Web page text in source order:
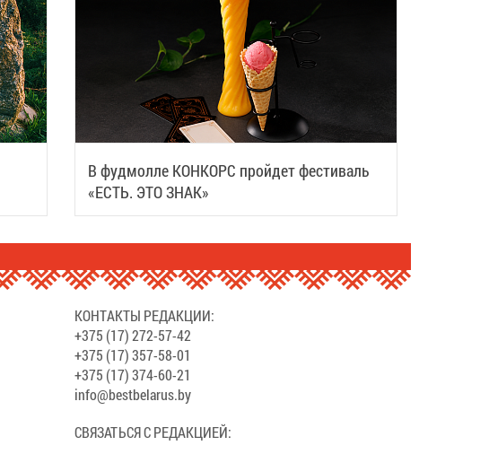
В фудмолле КОНКОРС пройдет фестиваль
«ЕСТЬ. ЭТО ЗНАК»
КОНТАКТЫ РЕДАКЦИИ:
+375 (17) 272-57-42
+375 (17) 357-58-01
+375 (17) 374-60-21
info@bestbelarus.by
СВЯЗАТЬСЯ С РЕДАКЦИЕЙ: